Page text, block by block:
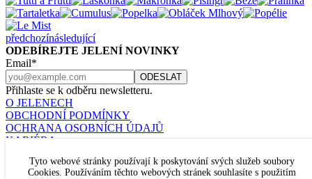
předchozínásledující
ODEBÍREJTE JELENÍ NOVINKY
Email*
Přihlaste se k odběru newsletteru.
O JELENECH
OBCHODNÍ PODMÍNKY
OCHRANA OSOBNÍCH ÚDAJŮ
KARIÉRA
Nastavení cookies
Tyto webové stránky používají k poskytování svých služeb soubory
Cookies. Používáním těchto webových stránek souhlasíte s použitím